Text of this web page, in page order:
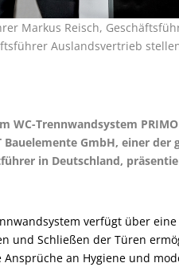
Markus Reisch,
Auslandsvertrieb
WC-Trennwandsystem
Bauelemente GmbH, einer
in Deutschland,
verfügt über
und Schließen der Türen
an Hygiene und